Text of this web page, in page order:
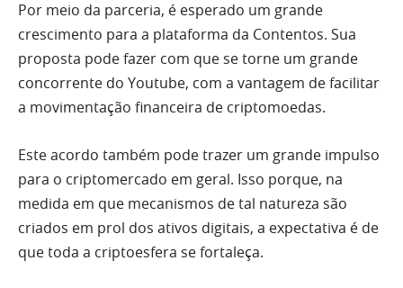
Por meio da parceria, é esperado um grande
crescimento para a plataforma da Contentos. Sua
proposta pode fazer com que se torne um grande
concorrente do Youtube, com a vantagem de facilitar
a movimentação financeira de criptomoedas.
Este acordo também pode trazer um grande impulso
para o criptomercado em geral. Isso porque, na
medida em que mecanismos de tal natureza são
criados em prol dos ativos digitais, a expectativa é de
que toda a criptoesfera se fortaleça.